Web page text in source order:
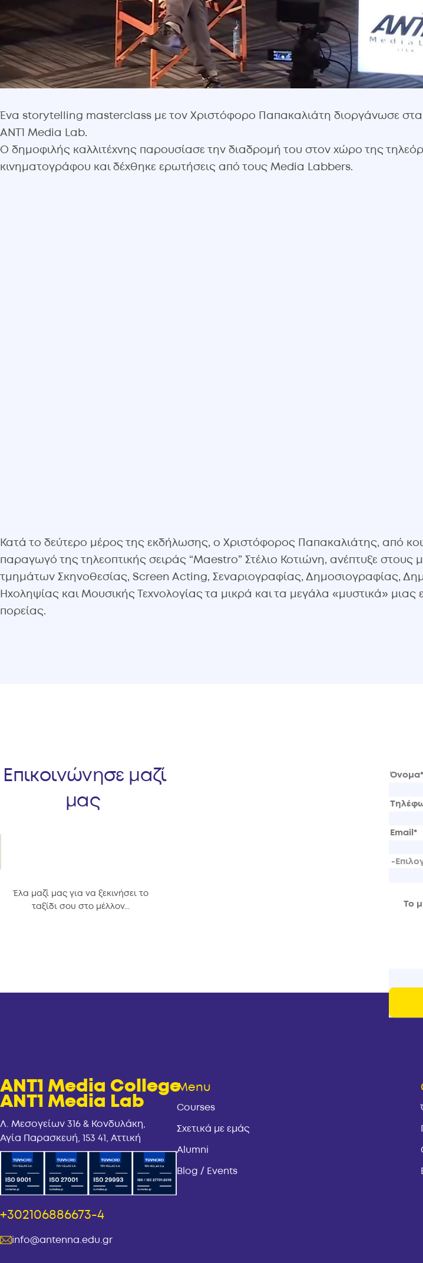
Ένα storytelling masterclass με τον Χριστόφορο Παπακαλιάτη διοργάνωσε
ANT1 Media Lab.
Ο δημοφιλής καλλιτέχνης παρουσίασε την διαδρομή του στον χώρο της
κινηματογράφου και δέχθηκε ερωτήσεις από τους Media Labbers.
Κατά το δεύτερο μέρος της εκδήλωσης, ο Χριστόφορος Παπακαλιάτης, από
παραγωγό της τηλεοπτικής σειράς “Maestro” Στέλιο Κοτιώνη, ανέπτυξε στους
τμημάτων Σκηνοθεσίας, Screen Acting, Σεναριογραφίας, Δημοσιογραφίας,
Ηχοληψίας και Μουσικής Τεχνολογίας τα μικρά και τα μεγάλα «μυστικά» μιας
πορείας.
Επικοινώνησε μαζί
μας
Έλα μαζί μας για να ξεκινήσει το
ταξίδι σου στο μέλλον...
ANT1 Media College
ANT1 Media Lab
Λ. Μεσογείων 316 & Κονδυλάκη,
Αγία Παρασκευή, 153 41, Αττική
+302106886673-4
info@antenna.edu.gr
Menu
Courses
Σχετικά με εμάς
Alumni
Blog / Events